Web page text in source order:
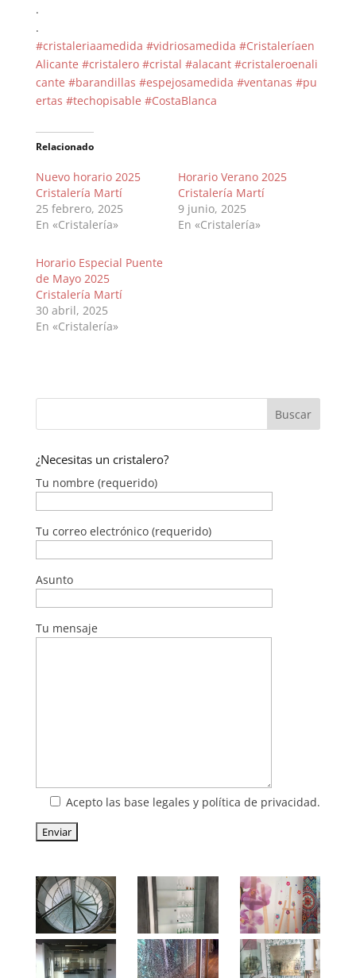
.
.
#cristaleriaamedida #vidriosamedida #Cristaleríaen
Alicante #cristalero #cristal #alacant #cristaleroenali
cante #barandillas #espejosamedida #ventanas #pu
ertas #techopisable #CostaBlanca
Relacionado
Nuevo horario 2025
Cristalería Martí
25 febrero, 2025
En «Cristalería»
Horario Verano 2025
Cristalería Martí
9 junio, 2025
En «Cristalería»
Horario Especial Puente
de Mayo 2025
Cristalería Martí
30 abril, 2025
En «Cristalería»
¿Necesitas un cristalero?
Tu nombre (requerido)
Tu correo electrónico (requerido)
Asunto
Tu mensaje
Acepto las base legales y política de privacidad.